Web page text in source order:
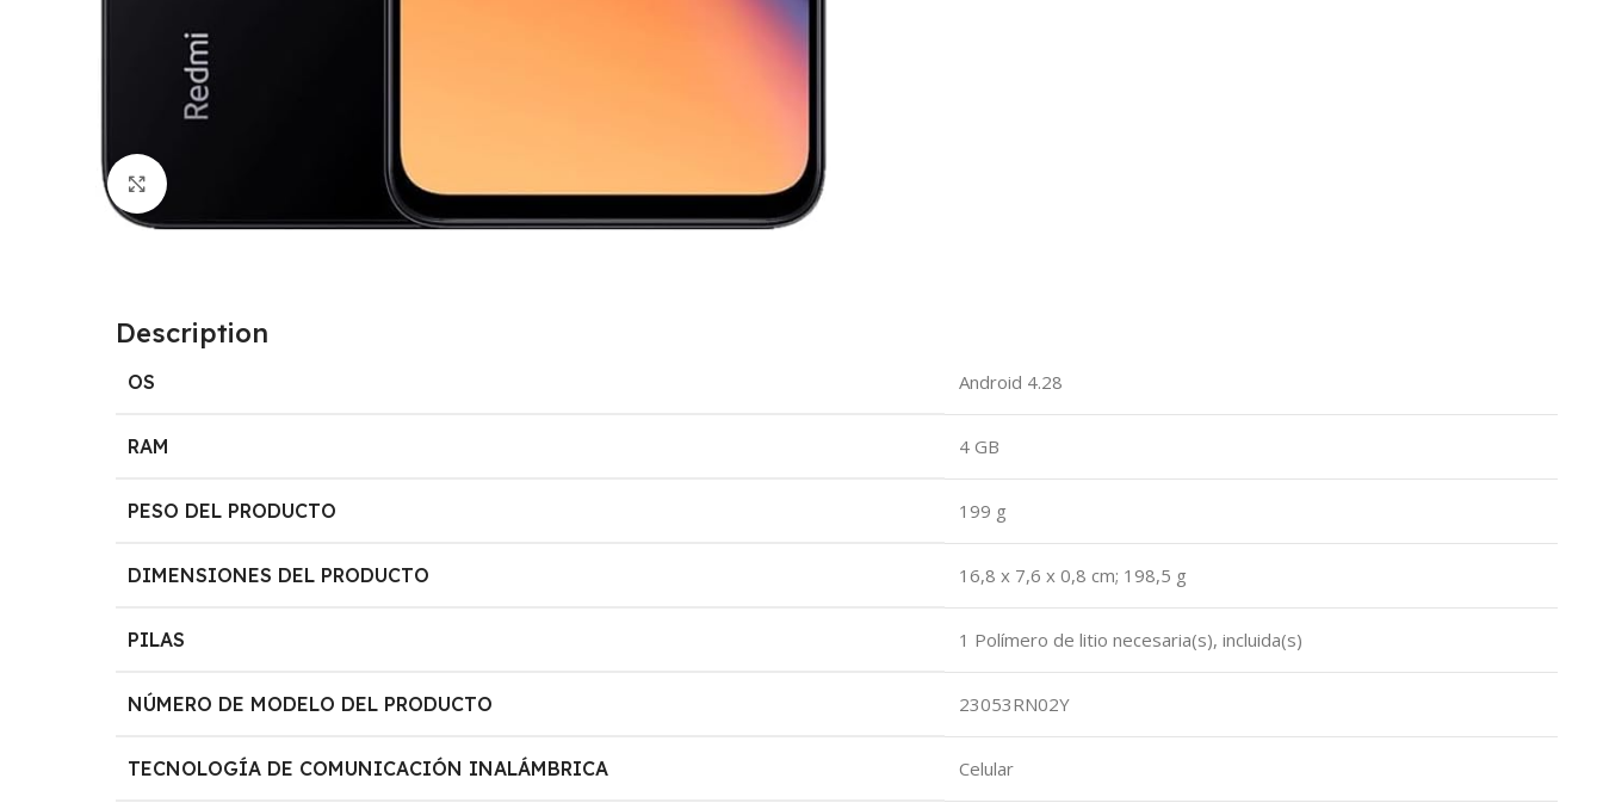
Description
OS ‎Android 4.28
RAM ‎4 GB
PESO DEL PRODUCTO ‎199 g
DIMENSIONES DEL PRODUCTO ‎16,8 x 7,6 x 0,8 cm; 198,5 g
PILAS ‎1 Polímero de litio necesaria(s), incluida(s)
NÚMERO DE MODELO DEL PRODUCTO ‎23053RN02Y
TECNOLOGÍA DE COMUNICACIÓN INALÁMBRICA ‎Celular